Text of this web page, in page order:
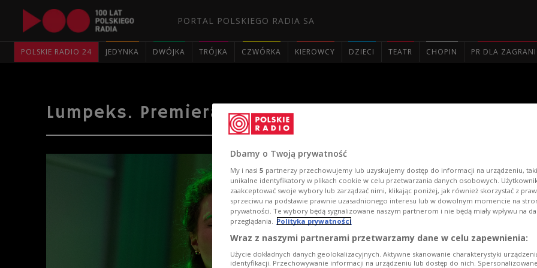
PORTAL POLSKIEGO RADIA SA
POLSKIE RADIO 24 JEDYNKA DWÓJKA TRÓJKA CZWÓRKA KIEROWCY DZIECI TEATR CHOPIN PR DLA
Lumpeks. Premiera płyty Polonez
Dbamy o Twoją prywatność
My i nasi 5 partnerzy przechowujemy lub uzyskujemy dostęp do informacji na urządzeniu,
unikalne identyfikatory w plikach cookie w celu przetwarzania danych osobowych.
zaakceptować swoje wybory lub zarządzać nimi, klikając poniżej, jak również skorzystać z
sprzeciwu na podstawie prawnie uzasadnionego interesu lub w dowolnym momencie na
prywatności. Te wybory będą sygnalizowane naszym partnerom i nie będą miały wpływu na
przeglądania. Polityka prywatności
Wraz z naszymi partnerami przetwarzamy dane w celu zapewnienia:
Użycie dokładnych danych geolokalizacyjnych. Aktywne skanowanie charakterystyki
identyfikacji. Przechowywanie informacji na urządzeniu lub dostęp do nich.